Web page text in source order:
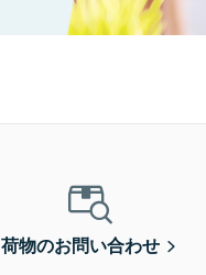
荷物のお問い合わせ